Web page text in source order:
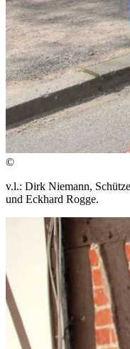
©
v.l.: Dirk Niemann,
und Eckhard Rogge.